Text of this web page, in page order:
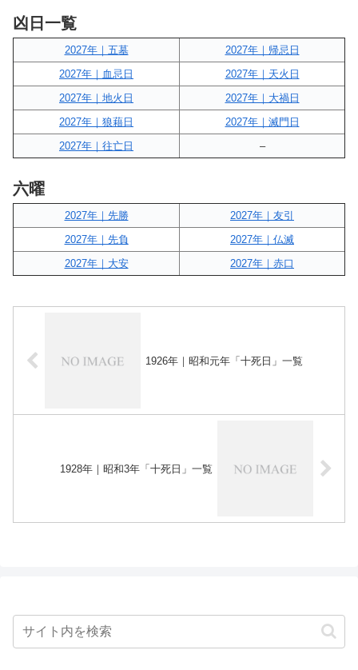
凶日一覧
2027年｜五墓
2027年｜帰忌日
2027年｜血忌日
2027年｜天火日
2027年｜地火日
2027年｜大禍日
2027年｜狼藉日
2027年｜滅門日
2027年｜往亡日
–
六曜
2027年｜先勝
2027年｜友引
2027年｜先負
2027年｜仏滅
2027年｜大安
2027年｜赤口
1926年｜昭和元年「十死日」一覧
1928年｜昭和3年「十死日」一覧